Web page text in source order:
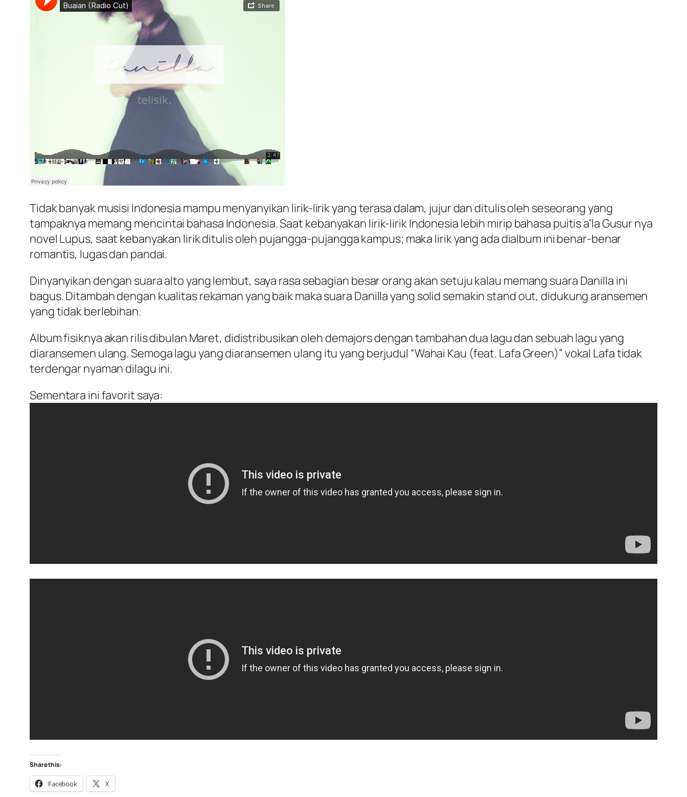
Tidak banyak musisi Indonesia mampu menyanyikan lirik-lirik yang terasa dalam, jujur dan ditulis oleh seseorang yang
tampaknya memang mencintai bahasa Indonesia. Saat kebanyakan lirik-lirik Indonesia lebih mirip bahasa puitis a’la Gusur nya
novel Lupus, saat kebanyakan lirik ditulis oleh pujangga-pujangga kampus; maka lirik yang ada dialbum ini benar-benar
romantis, lugas dan pandai.
Dinyanyikan dengan suara alto yang lembut, saya rasa sebagian besar orang akan setuju kalau memang suara Danilla ini
bagus. Ditambah dengan kualitas rekaman yang baik maka suara Danilla yang solid semakin stand out, didukung aransemen
yang tidak berlebihan.
Album fisiknya akan rilis dibulan Maret, didistribusikan oleh demajors dengan tambahan dua lagu dan sebuah lagu yang
diaransemen ulang. Semoga lagu yang diaransemen ulang itu yang berjudul “Wahai Kau (feat. Lafa Green)” vokal Lafa tidak
terdengar nyaman dilagu ini.
Sementara ini favorit saya:
Share this:
Facebook X